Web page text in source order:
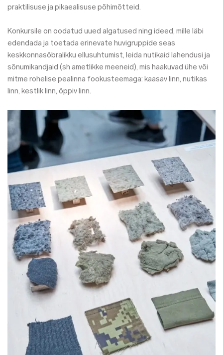
praktilisuse ja pikaealisuse põhimõtteid.
Konkursile on oodatud uued algatused ning ideed, mille läbi
edendada ja toetada erinevate huvigruppide seas
keskkonnasõbralikku ellusuhtumist, leida nutikaid lahendusi ja
sõnumikandjaid (sh ametlikke meeneid), mis haakuvad ühe või
mitme rohelise pealinna fookusteemaga: kaasav linn, nutikas
linn, kestlik linn, õppiv linn.